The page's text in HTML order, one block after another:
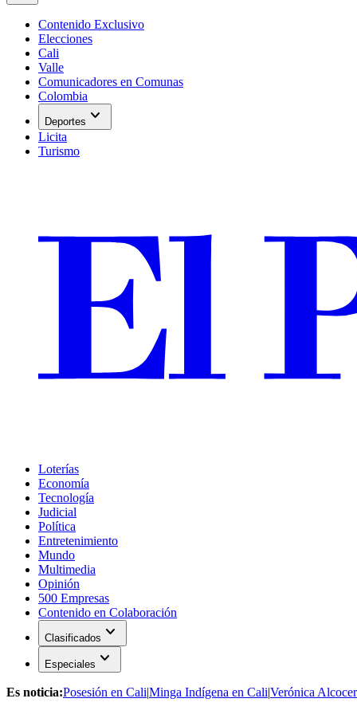
Contenido Exclusivo
Elecciones
Cali
Valle
Comunicadores en Comunas
Colombia
Deportes expand_more
Licita
Turismo
Loterías
Economía
Tecnología
Judicial
Política
Entretenimiento
Mundo
Multimedia
Opinión
500 Empresas
Contenido en Colaboración
Clasificados expand_more
Especiales expand_more
Es noticia:Posesión en Cali|Minga Indígena en Cali|Verónica Alcocer